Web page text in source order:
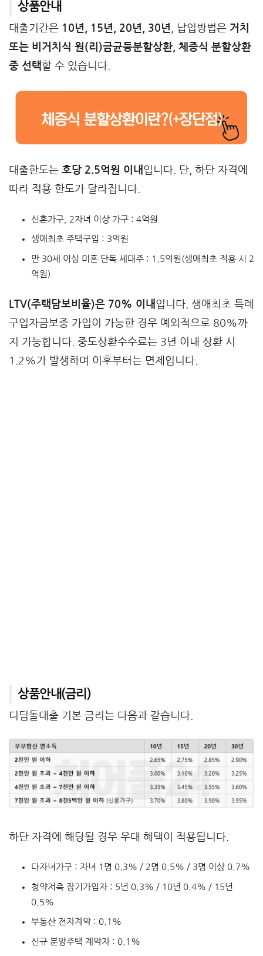
상품안내
대출기간은 10년, 15년, 20년, 30년 , 납입방법은 거치
또는 비거치식 원(리)금균등분할상환, 체증식 분할상환
중 선택할 수 있습니다.
대출한도는 호당 2.5억원 이내 입니다. 단, 하단 자격에
따라 적용 한도가 달라집니다.
신혼가구, 2자녀 이상 가구 : 4억원
생애최초 주택구입 : 3억원
만 30세 이상 미혼 단독 세대주 : 1.5억원(생애최초 적용 시 2
억원)
LTV(주택담보비율)은 70% 이내 입니다. 생애최초 특례
구입자금보증 가입이 가능한 경우 예외적으로 80%까
지 가능합니다. 중도상환수수료는 3년 이내 상환 시
1.2%가 발생하며 이후부터는 면제입니다.
상품안내(금리)
디딤돌대출 기본 금리는 다음과 같습니다.
하단 자격에 해당될 경우 우대 혜택이 적용됩니다.
다자녀가구 : 자녀 1명 0.3% / 2명 0.5% / 3명 이상 0.7%
청약저축 장기가입자 : 5년 0.3% / 10년 0.4% / 15년
0.5%
부동산 전자계약 : 0.1%
신규 분양주택 계약자 : 0.1%